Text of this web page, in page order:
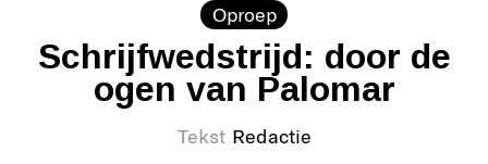
Oproep
Schrijfwedstrijd: door de
ogen van Palomar
Tekst Redactie